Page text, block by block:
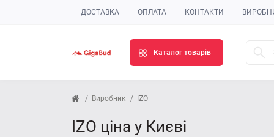
ДОСТАВКА ОПЛАТА КОНТАКТИ
Каталог товарів
Виробник IZO
IZO ціна у Києві